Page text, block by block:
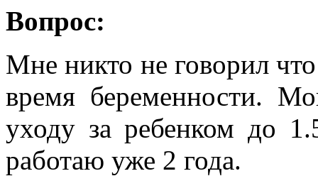
Вопрос:
Мне никто не говорил
время беременности.
уходу за ребенком до
работаю уже 2 года.